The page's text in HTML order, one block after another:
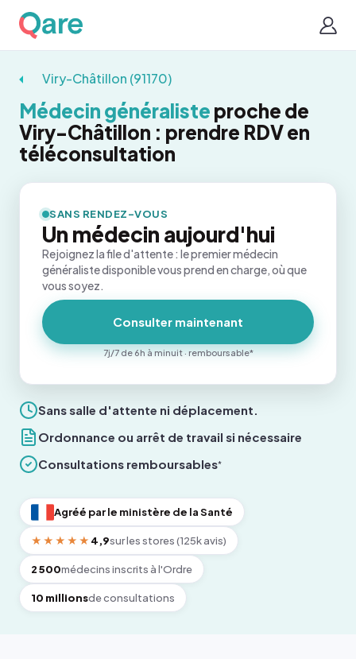
Viry-Châtillon (91170)
Médecin généraliste proche de
Viry-Châtillon : prendre RDV en
téléconsultation
Sans salle d'attente ni déplacement.
Ordonnance ou arrêt de travail si nécessaire
Consultations remboursables*
Agréé par le ministère de la Santé
★★★★★ 4,9sur les stores (125k avis)
2 500médecins inscrits à l'Ordre
10 millionsde consultations
SANS RENDEZ-VOUS
Un médecin aujourd'hui
Rejoignez la file d'attente : le premier médecin
généraliste disponible vous prend en charge, où que
vous soyez.
Consulter maintenant
7j/7 de 6h à minuit · remboursable*